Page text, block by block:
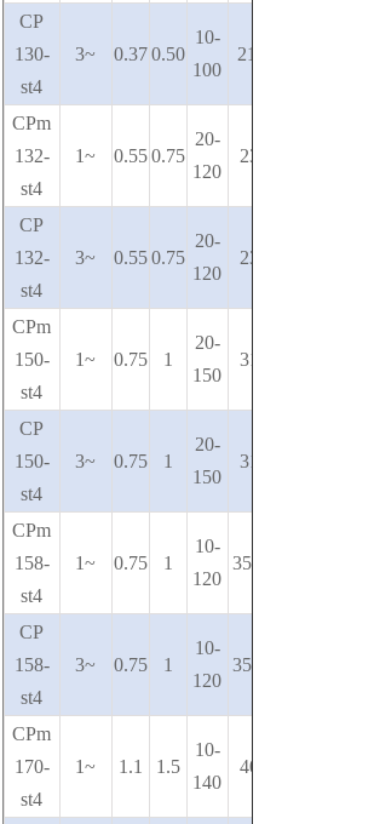
CP
130-
st4
3~ 0.370.50
10-
100
21.5-9
CPm
132-
st4
1~ 0.550.75
20-
120
23-12
CP
132-
st4
3~ 0.550.75
20-
120
23-12
CPm
150-
st4
1~ 0.75 1
20-
150
31-14
CP
150-
st4
3~ 0.75 1
20-
150
31-14
CPm
158-
st4
1~ 0.75 1
10-
120
35.5-19
CP
158-
st4
3~ 0.75 1
10-
120
35.5-19
CPm
170-
st4
1~ 1.1 1.5
10-
140
40-20